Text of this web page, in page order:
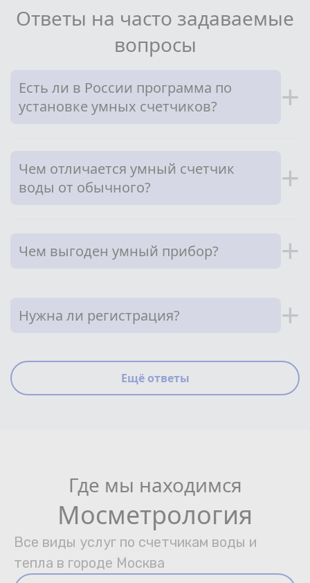
Ответы на часто задаваемые
вопросы
Есть ли в России программа по
установке умных счетчиков?
+
Чем отличается умный счетчик
воды от обычного?
+
Чем выгоден умный прибор? +
Нужна ли регистрация? +
Ещё ответы
Где мы находимся
Мосметрология
Все виды услуг по счетчикам воды и
тепла в городе Москва